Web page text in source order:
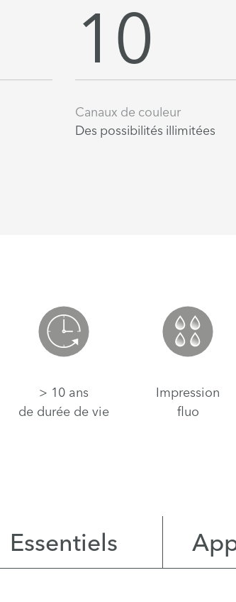
10
Canaux de couleur
Des possibilités illimitées
> 10 ans
de durée de vie
Impression
fluo
Essentiels